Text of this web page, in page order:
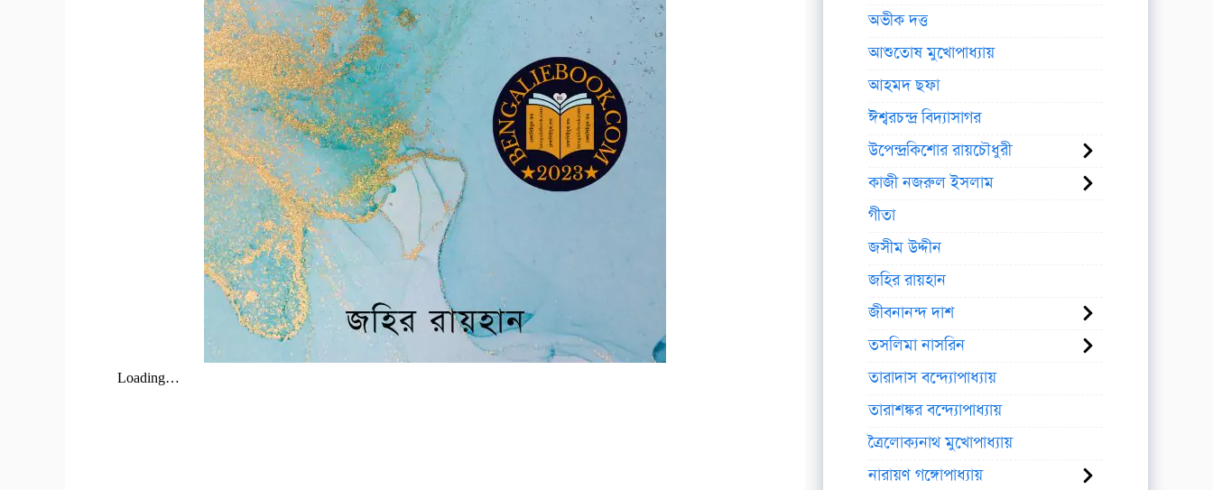
অভীক দত্ত
আশুতোষ মুখোপাধ্যায়
আহমদ ছফা
ঈশ্বরচন্দ্র বিদ্যাসাগর
উপেন্দ্রকিশোর রায়চৌধুরী
কাজী নজরুল ইসলাম
গীতা
জসীম উদ্দীন
জহির রায়হান
জীবনানন্দ দাশ
তসলিমা নাসরিন
তারাদাস বন্দ্যোপাধ্যায়
তারাশঙ্কর বন্দ্যোপাধ্যায়
ত্রৈলোক্যনাথ মুখোপাধ্যায়
নারায়ণ গঙ্গোপাধ্যায়